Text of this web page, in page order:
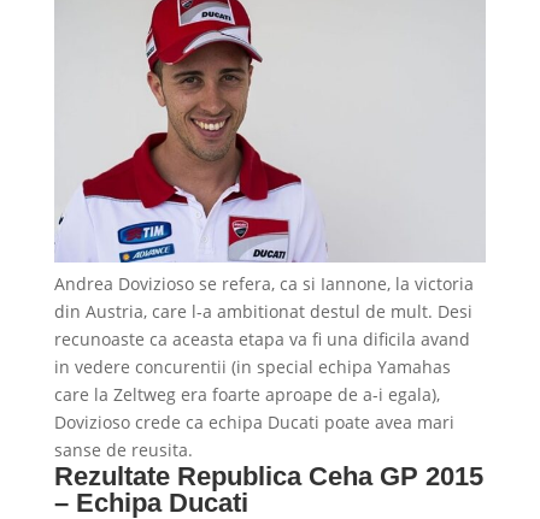
Andrea Dovizioso se refera, ca si Iannone, la victoria
din Austria, care l-a ambitionat destul de mult. Desi
recunoaste ca aceasta etapa va fi una dificila avand
in vedere concurentii (in special echipa Yamahas
care la Zeltweg era foarte aproape de a-i egala),
Dovizioso crede ca echipa Ducati poate avea mari
sanse de reusita.
Rezultate Republica Ceha GP 2015
– Echipa Ducati